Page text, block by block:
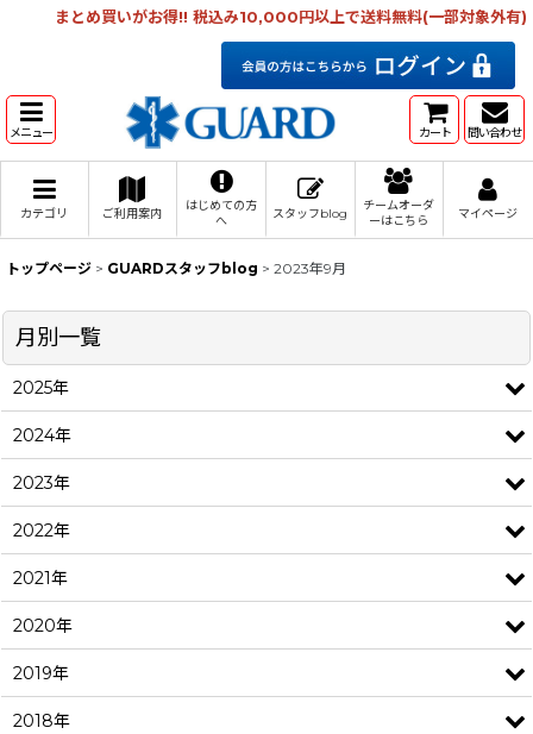
まとめ買いがお得!! 税込み10,000円以上で送料無料(一部対象外有)
メニュー カート 問い合わせ
カテゴリ ご利用案内
はじめての方
へ
スタッフblog
チームオーダ
ーはこちら
マイページ
トップページ > GUARDスタッフblog > 2023年9月
月別一覧
2025年
2024年
2023年
2022年
2021年
2020年
2019年
2018年